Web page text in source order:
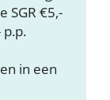
SGR €5,-
in een